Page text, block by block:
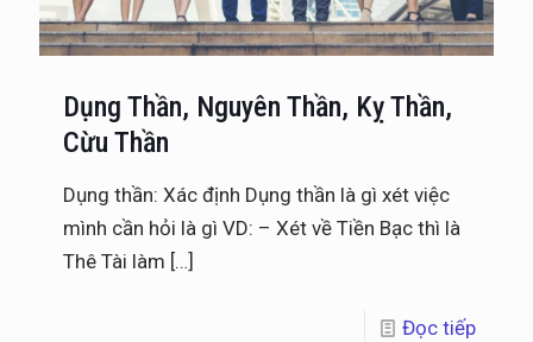
Dụng Thần, Nguyên Thần, Kỵ Thần,
Cừu Thần
Dụng thần: Xác định Dụng thần là gì xét việc
mình cần hỏi là gì VD: – Xét về Tiền Bạc thì là
Thê Tài làm […]
Đọc tiếp